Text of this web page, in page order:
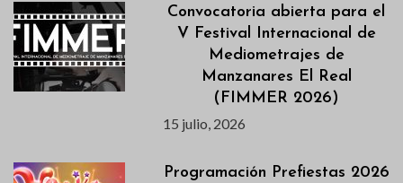
Convocatoria abierta para el
V Festival Internacional de
Mediometrajes de
Manzanares El Real
(FIMMER 2026)
15 julio, 2026
Programación Prefiestas 2026